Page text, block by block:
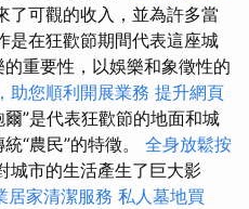
了可觀的收入，並為許多當
是在狂歡節期間代表這座城
重要性，以娛樂和象徵性的
助您順利開展業務 提升網頁
爾”是代表狂歡節的地面和城
“農民”的特徵。 全身放鬆按
城市的生活產生了巨大影
居家清潔服務 私人墓地買